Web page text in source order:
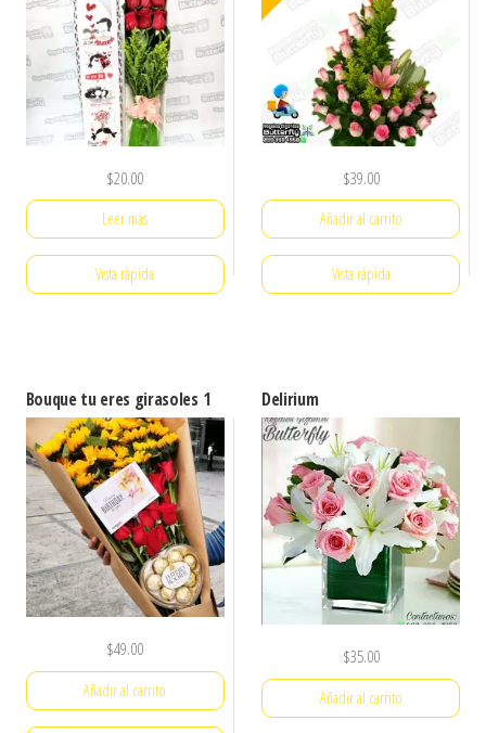
$20.00
Leer más
Vista rápida
$39.00
Añadir al carrito
Vista rápida
Bouque tu eres girasoles 1
$49.00
Añadir al carrito
Delirium
$35.00
Añadir al carrito